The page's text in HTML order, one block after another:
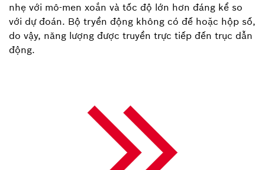
nhẹ với mô-men xoắn và tốc độ lớn hơn đáng kể so
với dự đoán. Bộ tryền động không có đế hoặc hộp số,
do vậy, năng lượng được truyền trực tiếp đến trục dẫn
động.